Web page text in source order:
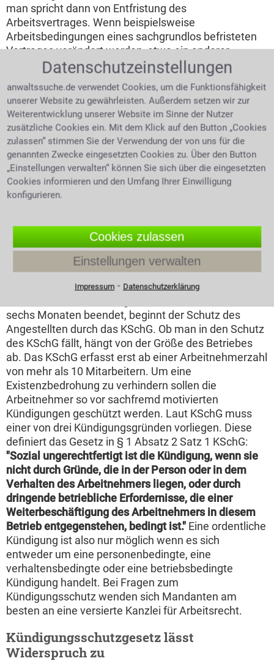
man spricht dann von Entfristung des
Arbeitsvertrages. Wenn beispielsweise
Arbeitsbedingungen eines sachgrundlos befristeten
Vertrages verändert werden, etwa ein anderer
Arbeitslohn, eine neue Tätigkeit oder eine Auf- oder
Abstockung der Stundenzahl. Dann handelt es sich
um einen neuen Arbeitsvertrag. Nur vor Ablauf der
ursprünglichen Befristung kann eine neue vereinbart
werden.
Beendigung des Arbeitsverhältnisses
durch Kündigung und der
Kündigungsschutz
Frau am Telefon ärgerlich über
werden. Welche
Bestimmungen für die
Kündigung gelten, kann
im Arbeitsvertrag
festgehalten sein, oder im Tarifvertrag oder auch in
sechs Monaten beendet, beginnt der Schutz des
Angestellten durch das KSchG. Ob man in den Schutz
des KSchG fällt, hängt von der Größe des Betriebes
ab. Das KSchG erfasst erst ab einer Arbeitnehmerzahl
von mehr als 10 Mitarbeitern. Um eine
Existenzbedrohung zu verhindern sollen die
Arbeitnehmer so vor sachfremd motivierten
Kündigungen geschützt werden. Laut KSchG muss
einer von drei Kündigungsgründen vorliegen. Diese
definiert das Gesetz in § 1 Absatz 2 Satz 1 KSchG:
"Sozial ungerechtfertigt ist die Kündigung, wenn sie
nicht durch Gründe, die in der Person oder in dem
Verhalten des Arbeitnehmers liegen, oder durch
dringende betriebliche Erfordernisse, die einer
Weiterbeschäftigung des Arbeitnehmers in diesem
Betrieb entgegenstehen, bedingt ist." Eine ordentliche
Kündigung ist also nur möglich wenn es sich
entweder um eine personenbedingte, eine
verhaltensbedingte oder eine betriebsbedingte
Kündigung handelt. Bei Fragen zum
Kündigungsschutz wenden sich Mandanten am
besten an eine versierte Kanzlei für Arbeitsrecht.
Kündigungsschutzgesetz lässt
Widerspruch zu
Datenschutzeinstellungen
anwaltssuche.de verwendet Cookies, um die Funktionsfähigkeit
unserer Website zu gewährleisten. Außerdem setzen wir zur
Weiterentwicklung unserer Website im Sinne der Nutzer
zusätzliche Cookies ein. Mit dem Klick auf den Button „Cookies
zulassen“ stimmen Sie der Verwendung der von uns für die
genannten Zwecke eingesetzten Cookies zu. Über den Button
„Einstellungen verwalten“ können Sie sich über die eingesetzten
Cookies informieren und den Umfang Ihrer Einwilligung
konfigurieren.
Cookies zulassen
Einstellungen verwalten
Impressum⁃ Datenschutzerklärung